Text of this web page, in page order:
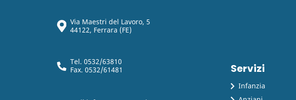
Via Maestri del Lavoro, 5
44122, Ferrara (FE)
Tel. 0532/63810
Fax. 0532/61481
Servizi
Infanzia